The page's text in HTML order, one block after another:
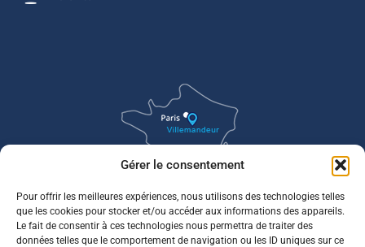
Gérer le consentement
Pour offrir les meilleures expériences, nous utilisons des technologies telles
que les cookies pour stocker et/ou accéder aux informations des appareils.
Le fait de consentir à ces technologies nous permettra de traiter des
données telles que le comportement de navigation ou les ID uniques sur ce